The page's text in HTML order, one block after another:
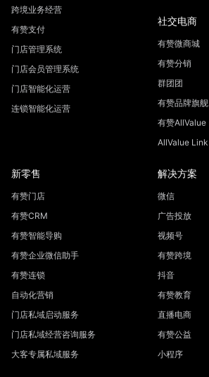
跨境业务经营
有赞支付
门店管理系统
门店会员管理系统
门店智能化运营
连锁智能化运营
社交电商
有赞微商城
有赞分销
群团团
有赞品牌旗舰
有赞AllValue
AllValue Link
新零售
有赞门店
有赞CRM
有赞智能导购
有赞企业微信助手
有赞连锁
自动化营销
门店私域启动服务
门店私域经营咨询服务
大客专属私域服务
解决方案
微信
广告投放
视频号
有赞跨境
抖音
有赞教育
直播电商
有赞公益
小程序